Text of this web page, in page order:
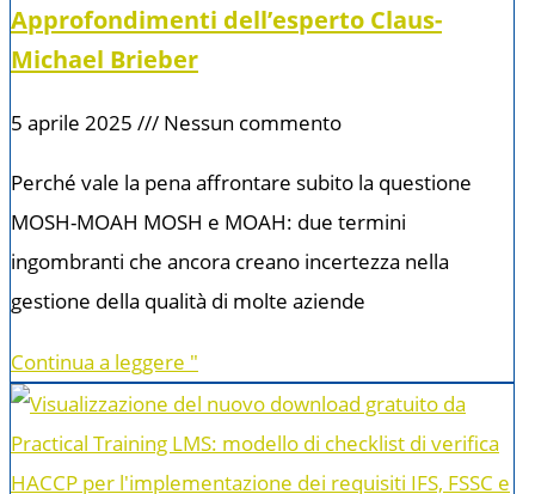
Approfondimenti dell’esperto Claus-
Michael Brieber
5 aprile 2025 Nessun commento
Perché vale la pena affrontare subito la questione
MOSH-MOAH MOSH e MOAH: due termini
ingombranti che ancora creano incertezza nella
gestione della qualità di molte aziende
Continua a leggere "